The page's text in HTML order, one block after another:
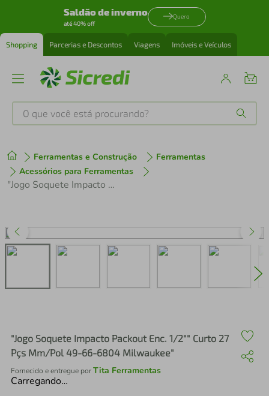
Saldão de inverno
até 40% off
Quero
Shopping Parcerias e Descontos Viagens Imóveis e Veículos
O que você está procurando?
Ferramentas e Construção
Ferramentas
Acessórios para Ferramentas
"Jogo Soquete Impacto Packout Enc. 1/2"" Curto 27 Pçs Mm/Pol 49-66-6804 Milwaukee"
"Jogo Soquete Impacto Packout Enc. 1/2"" Curto 27
Pçs Mm/Pol 49-66-6804 Milwaukee"
Fornecido e entregue porTita Ferramentas
Carregando…
1º tenis